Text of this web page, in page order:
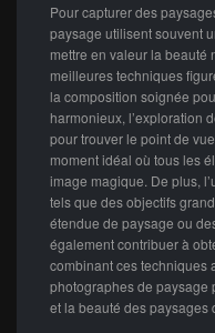
Pour capturer des
paysage utilisent souvent
mettre en valeur la beauté
meilleures techniques
la composition soignée
harmonieux, l’exploration
pour trouver le point de
moment idéal où tous les
image magique. De plus,
tels que des objectifs
étendue de paysage ou
également contribuer à
combinant ces techniques
photographes de paysage
et la beauté des paysages